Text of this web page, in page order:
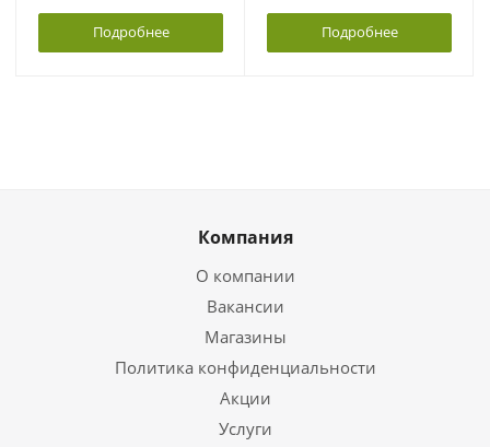
Подробнее Подробнее
Компания
О компании
Вакансии
Магазины
Политика конфиденциальности
Акции
Услуги